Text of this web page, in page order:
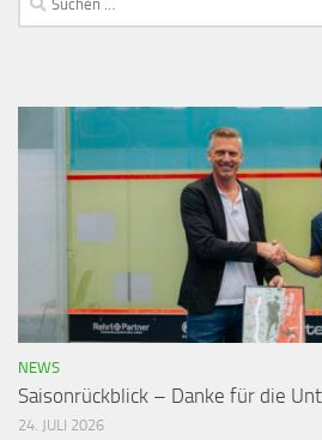
NEWS
Saisonrückblick – Danke für die
24. JULI 2026